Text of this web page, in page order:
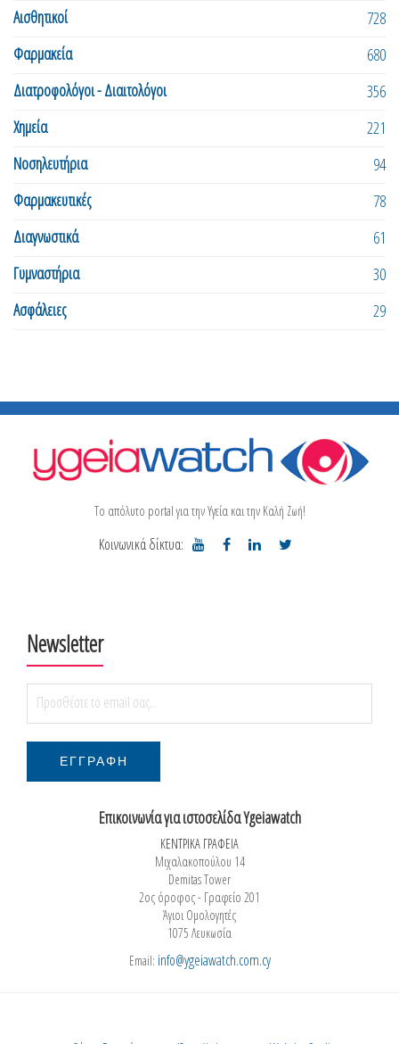
Αισθητικοί
728
Φαρμακεία
680
Διατροφολόγοι - Διαιτολόγοι
356
Χημεία
221
Νοσηλευτήρια
94
Φαρμακευτικές
78
Διαγνωστικά
61
Γυμναστήρια
30
Ασφάλειες
29
Το απόλυτο portal για την Υγεία και την Καλή Ζωή!
Κοινωνικά δίκτυα:
Newsletter
Επικοινωνία για ιστοσελίδα Ygeiawatch
ΚΕΝΤΡΙΚΑ ΓΡΑΦΕΙΑ
Μιχαλακοπούλου 14
Demitas Tower
2ος όροφος - Γραφείο 201
Άγιοι Ομολογητές
1075 Λευκωσία
Email: info@ygeiawatch.com.cy